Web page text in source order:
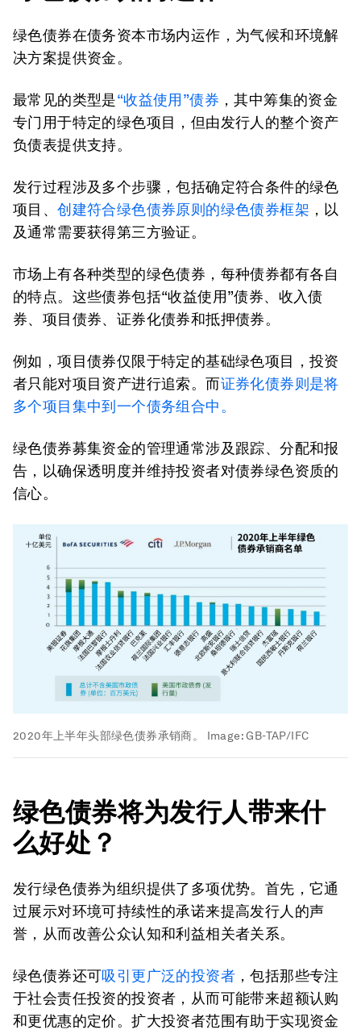
绿色债券在债务资本市场内运作，为气候和环境解
决方案提供资金。
最常见的类型是“收益使用”债券 ，其中筹集的资金
专门用于特定的绿色项目，但由发行人的整个资产
负债表提供支持。
发行过程涉及多个步骤，包括确定符合条件的绿色
项目、创建符合绿色债券原则的绿色债券框架 ，以
及通常需要获得第三方验证。
市场上有各种类型的绿色债券，每种债券都有各自
的特点。这些债券包括“收益使用”债券、收入债
券、项目债券、证券化债券和抵押债券。
例如，项目债券仅限于特定的基础绿色项目，投资
者只能对项目资产进行追索。而证券化债券则是将
多个项目集中到一个债务组合中。
绿色债券募集资金的管理通常涉及跟踪、分配和报
告，以确保透明度并维持投资者对债券绿色资质的
信心。
2020年上半年头部绿色债券承销商。 Image:GB-TAP/IFC
绿色债券将为发行人带来什
么好处？
发行绿色债券为组织提供了多项优势。首先，它通
过展示对环境可持续性的承诺来提高发行人的声
誉，从而改善公众认知和利益相关者关系。
绿色债券还可吸引更广泛的投资者 ，包括那些专注
于社会责任投资的投资者，从而可能带来超额认购
和更优惠的定价。扩大投资者范围有助于实现资金